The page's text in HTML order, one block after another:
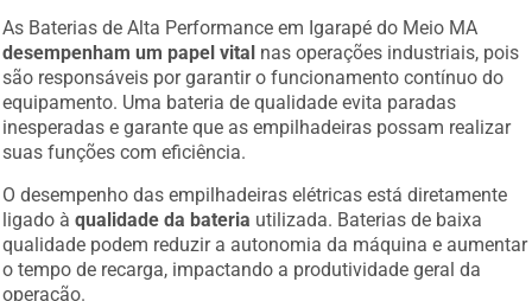
As Baterias de Alta Performance em Igarapé do Meio MA
desempenham um papel vital nas operações industriais, pois
são responsáveis por garantir o funcionamento contínuo do
equipamento. Uma bateria de qualidade evita paradas
inesperadas e garante que as empilhadeiras possam realizar
suas funções com eficiência.
O desempenho das empilhadeiras elétricas está diretamente
ligado àqualidade da bateria utilizada. Baterias de baixa
qualidade podem reduzir a autonomia da máquina e aumentar
o tempo de recarga, impactando a produtividade geral da
operação.